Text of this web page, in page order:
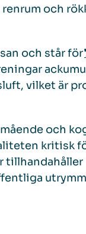
och
och står för
vilket är
och
kritisk
tillhandahåller